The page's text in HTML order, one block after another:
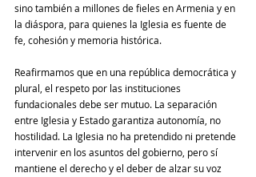
sino también a millones de fieles en Armenia y en
la diáspora, para quienes la Iglesia es fuente de
fe, cohesión y memoria histórica.
Reafirmamos que en una república democrática y
plural, el respeto por las instituciones
fundacionales debe ser mutuo. La separación
entre Iglesia y Estado garantiza autonomía, no
hostilidad. La Iglesia no ha pretendido ni pretende
intervenir en los asuntos del gobierno, pero sí
mantiene el derecho y el deber de alzar su voz